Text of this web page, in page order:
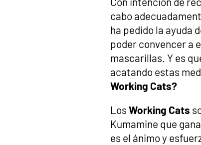
cabo
ha pedido la ayuda
poder convencer a
mascarillas. Y es
acatando estas
Working Cats?
Los Working Cats
Kumamine que
es el ánimo y